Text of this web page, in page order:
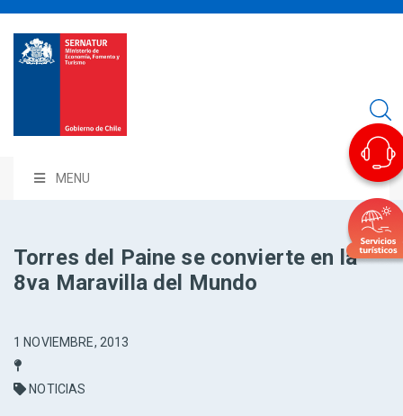
MENU
Torres del Paine se convierte en la
8va Maravilla del Mundo
1 NOVIEMBRE, 2013
NOTICIAS